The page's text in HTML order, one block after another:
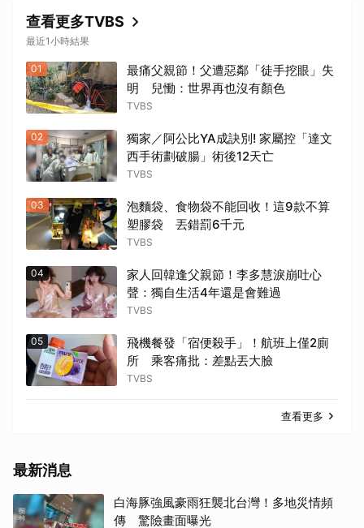
查看更多TVBS
最近1小時結果
01
最痛父親節！父遭惡鄰「徒手挖眼」失
明 兒慟：世界再也沒有顏色
TVBS
02
獨家／阿公比YA成訣別! 家屬控「達文
西手術劃破腸」術後12天亡
TVBS
03
泡麵袋、食物袋不能回收！這9款不算
塑膠袋 丟錯罰6千元
TVBS
04
家人回韓逢父親節！李多慧淚崩吐心
聲：獨自生活4年還是會難過
TVBS
05
飛機餐發「宿便殺手」！航班上僅2廁
所 乘客痛批：差點丟大臉
TVBS
查看更多
最新消息
白海豚強風豪雨狂襲北台灣！多地災情頻
傳 驚險畫面曝光